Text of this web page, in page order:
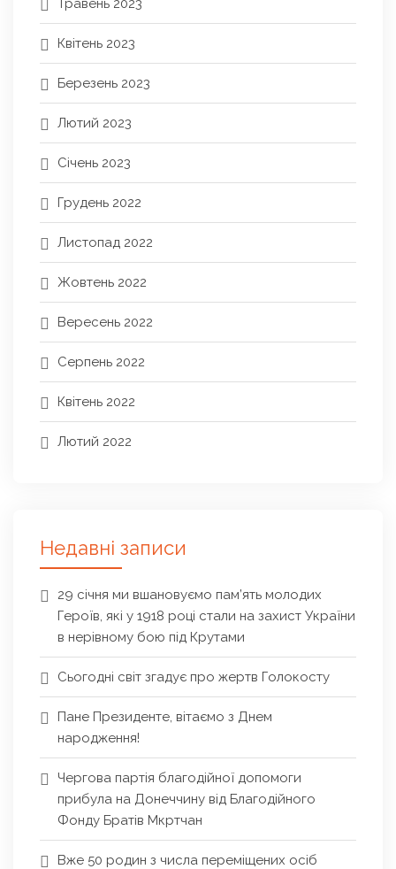
Травень 2023
Квітень 2023
Березень 2023
Лютий 2023
Січень 2023
Грудень 2022
Листопад 2022
Жовтень 2022
Вересень 2022
Серпень 2022
Квітень 2022
Лютий 2022
Недавні записи
29 січня ми вшановуємо пам’ять молодих
Героїв, які у 1918 році стали на захист України
в нерівному бою під Крутами
Сьогодні світ згадує про жертв Голокосту
Пане Президенте, вітаємо з Днем
народження!
Чергова партія благодійної допомоги
прибула на Донеччину від Благодійного
Фонду Братів Мкртчан
Вже 50 родин з числа переміщених осіб